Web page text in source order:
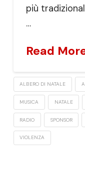
più
…
Read
ALBERO DI NATALE
MUSICA NATALE
RADIO SPONSOR
VIOLENZA